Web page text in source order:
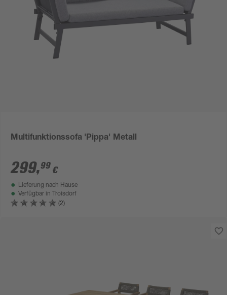
Multifunktionssofa 'Pippa' Metall
299,99 €
Lieferung nach Hause
Verfügbar in
Troisdorf
(2)